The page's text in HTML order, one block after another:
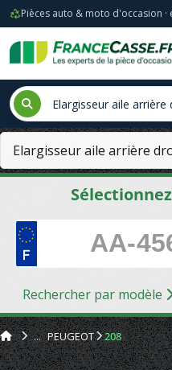
Pièces auto & moto d'occasion
Rechercher par modèle
PEUGEOT 208